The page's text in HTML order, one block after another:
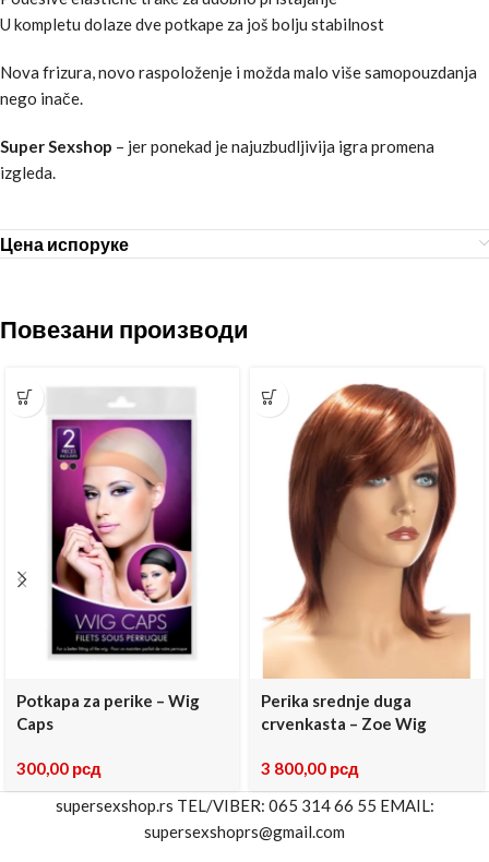
U kompletu dolaze dve potkape za još bolju stabilnost
Nova frizura, novo raspoloženje i možda malo više samopouzdanja
nego inače.
Super Sexshop – jer ponekad je najuzbudljivija igra promena
izgleda.
Цена испоруке
Повезани производи
Potkapa za perike – Wig
Caps
300,00 рсд
Perika srednje duga
crvenkasta – Zoe Wig
3 800,00 рсд
supersexshop.rs TEL/VIBER: 065 314 66 55 EMAIL:
supersexshoprs@gmail.com